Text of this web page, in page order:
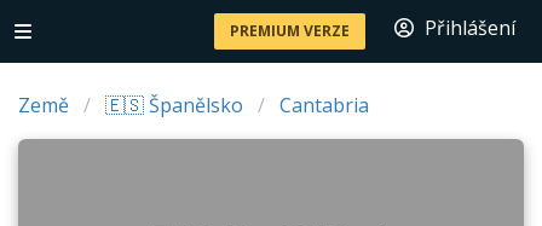
PREMIUM VERZE Přihlášení
Země 🇪🇸 Španělsko Cantabria